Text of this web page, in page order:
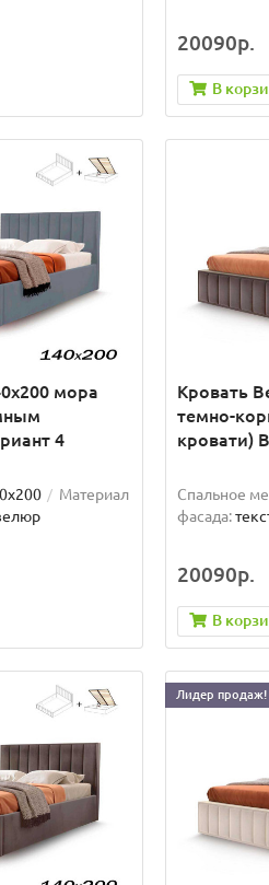
20090р.
В
мора
4
Материал
Кровать
темно-
кровати)
Спальное
фасада:
20090р.
В
Лидер продаж!